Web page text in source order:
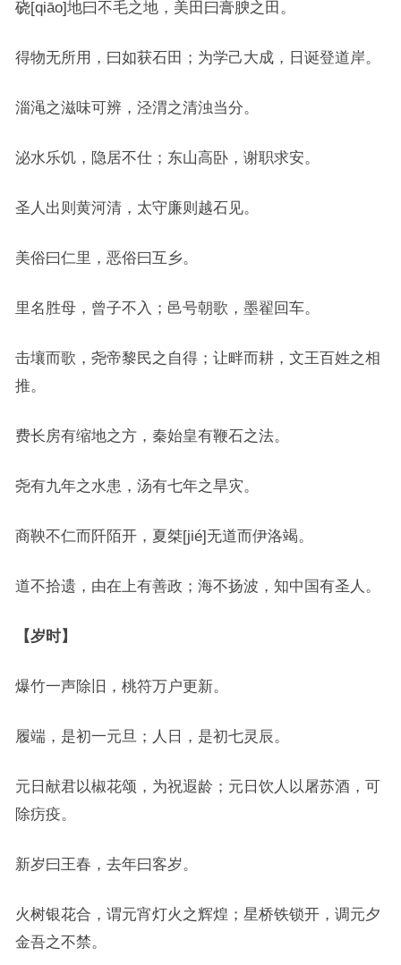
硗[qiāo]地曰不毛之地，美田曰膏腴之田。
得物无所用，曰如获石田；为学己大成，日诞登道岸。
淄渑之滋味可辨，泾渭之清浊当分。
泌水乐饥，隐居不仕；东山高卧，谢职求安。
圣人出则黄河清，太守廉则越石见。
美俗曰仁里，恶俗曰互乡。
里名胜母，曾子不入；邑号朝歌，墨翟回车。
击壤而歌，尧帝黎民之自得；让畔而耕，文王百姓之相
推。
费长房有缩地之方，秦始皇有鞭石之法。
尧有九年之水患，汤有七年之旱灾。
商鞅不仁而阡陌开，夏桀[jié]无道而伊洛竭。
道不拾遗，由在上有善政；海不扬波，知中国有圣人。
【岁时】
爆竹一声除旧，桃符万户更新。
履端，是初一元旦；人日，是初七灵辰。
元日献君以椒花颂，为祝遐龄；元日饮人以屠苏酒，可
除疠疫。
新岁曰王春，去年曰客岁。
火树银花合，谓元宵灯火之辉煌；星桥铁锁开，调元夕
金吾之不禁。